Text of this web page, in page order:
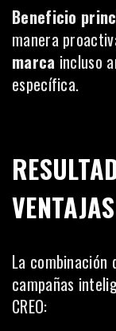
Beneficio
manera
marca incluso
específica.
La combinación
campañas
CREO: